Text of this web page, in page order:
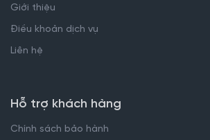
Giới thiệu
Điều khoản dịch vụ
Liên hệ
Hỗ trợ khách hàng
Chính sách bảo hành